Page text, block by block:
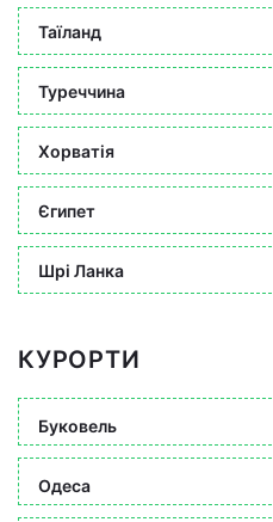
Таїланд
Туреччина
Хорватія
Єгипет
Шрі Ланка
КУРОРТИ
Буковель
Одеса